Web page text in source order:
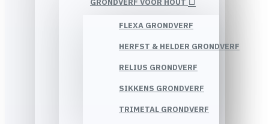
GRONDVERF VOOR HOUT
FLEXA GRONDVERF
HERFST & HELDER GRONDVERF
RELIUS GRONDVERF
SIKKENS GRONDVERF
TRIMETAL GRONDVERF